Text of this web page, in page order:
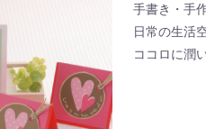
手書き・手
日常の生活
ココロに潤